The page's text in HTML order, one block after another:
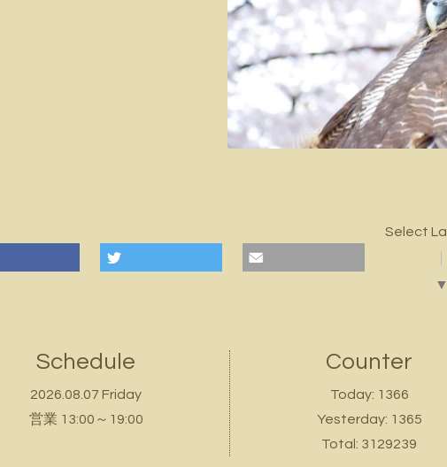
Select
▼
Schedule
2026.08.07 Friday
営業 13:00～19:00
Counter
Today: 1366
Yesterday: 1365
Total: 3129239